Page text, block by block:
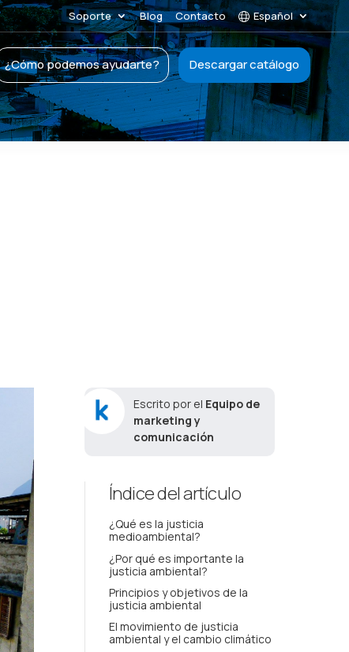
Soporte Blog Contacto Español
¿Cómo podemos ayudarte? Descargar catálogo
Escrito por el Equipo de
marketing y
comunicación
Índice del artículo
¿Qué es la justicia
medioambiental?
¿Por qué es importante la
justicia ambiental?
Principios y objetivos de la
justicia ambiental
El movimiento de justicia
ambiental y el cambio climático